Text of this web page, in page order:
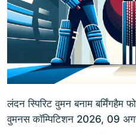
लंदन स्पिरिट वुमन बनाम बर्मिंगहैम
वुमनस कॉम्पिटिशन 2026, 09